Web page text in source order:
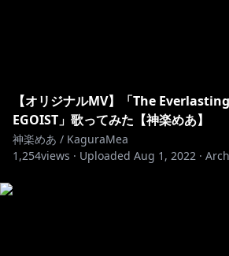
https://kaguramea.booth.pm/
【オリジナルMV】「The
EGOIST」歌ってみた【神楽めあ】
神楽めあ / KaguraMea
1,254views · Uploaded Aug 1, 2022 ·